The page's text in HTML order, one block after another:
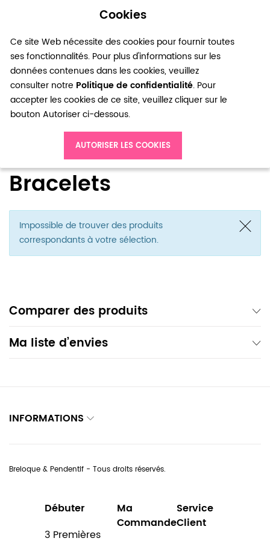
Cookies
Ce site Web nécessite des cookies pour fournir toutes
ses fonctionnalités. Pour plus d'informations sur les
données contenues dans les cookies, veuillez
consulter notre Politique de confidentialité. Pour
accepter les cookies de ce site, veuillez cliquer sur le
bouton Autoriser ci-dessous.
AUTORISER LES COOKIES
0
Kits Bijoux Bracelets
Bracelets
Impossible de trouver des produits
correspondants à votre sélection.
Comparer des produits
Ma liste d’envies
INFORMATIONS
Breloque & Pendentif - Tous droits réservés.
Débuter
3 Premières
Ma
Commande
Service
Client